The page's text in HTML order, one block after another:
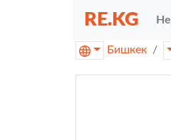
RE.KG
Бишкек